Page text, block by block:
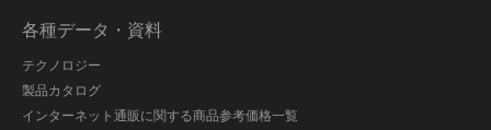
各種データ・資料
テクノロジー
製品カタログ
インターネット通販に関する商品参考価格一覧